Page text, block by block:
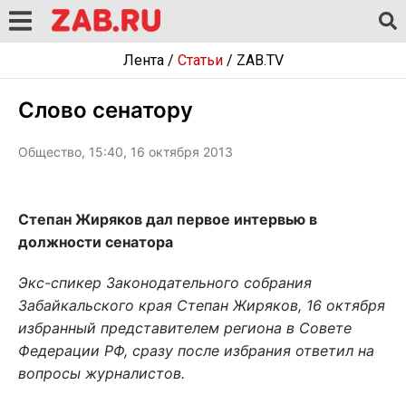
Лента/ Статьи/ ZAB.TV
Слово сенатору
Общество, 15:40, 16 октября 2013
Степан Жиряков дал первое интервью в
должности сенатора
Экс-спикер Законодательного собрания
Забайкальского края Степан Жиряков, 16 октября
избранный представителем региона в Совете
Федерации РФ, сразу после избрания ответил на
вопросы журналистов.